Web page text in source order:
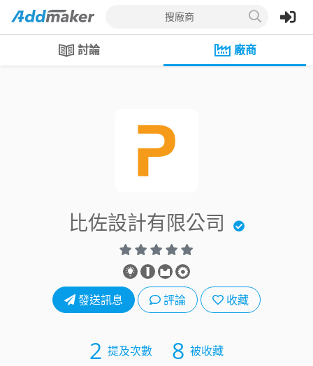
搜廠商
討論 廠商
比佐設計有限公司
發送訊息 評論 收藏
2 提及次數 8 被收藏